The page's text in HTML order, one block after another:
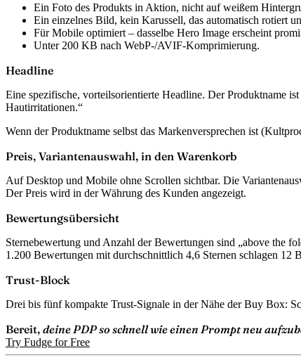
Ein Foto des Produkts in Aktion, nicht auf weißem
Ein einzelnes Bild, kein Karussell, das automatisch rotiert
Für Mobile optimiert – dasselbe Hero Image erscheint
Unter 200 KB nach WebP-/AVIF-Komprimierung.
Headline
Eine spezifische, vorteilsorientierte Headline. Der Produktname
Hautirritationen.“
Wenn der Produktname selbst das Markenversprechen ist
Preis, Variantenauswahl, in den Warenkorb
Auf Desktop und Mobile ohne Scrollen sichtbar. Die
Der Preis wird in der Währung des Kunden angezeigt.
Bewertungsübersicht
Sternebewertung und Anzahl der Bewertungen sind „above the
1.200 Bewertungen mit durchschnittlich 4,6 Sternen schlagen 12
Trust-Block
Drei bis fünf kompakte Trust-Signale in der Nähe der Buy Box:
Bereit, deine PDP so schnell wie einen Prompt neu
Try Fudge for Free